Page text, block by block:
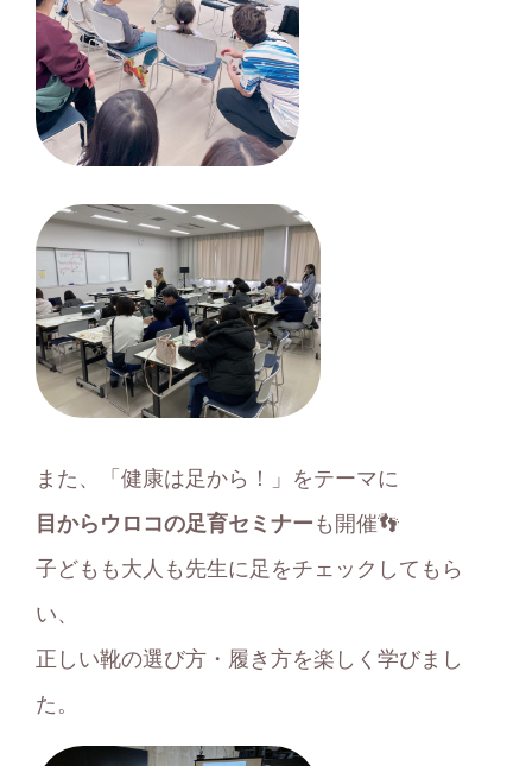
また、「健康は足から！」をテーマに
目からウロコの足育セミナー も開催👣
子どもも大人も先生に足をチェックしてもら
い、
正しい靴の選び方・履き方を楽しく学びまし
た。